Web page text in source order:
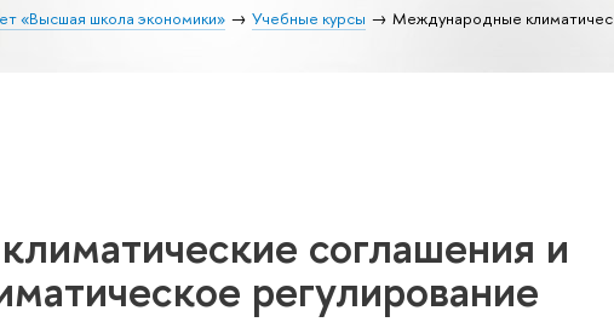
«Высшая школа экономики» Учебные курсы
Международные
соглашения и
регулирование